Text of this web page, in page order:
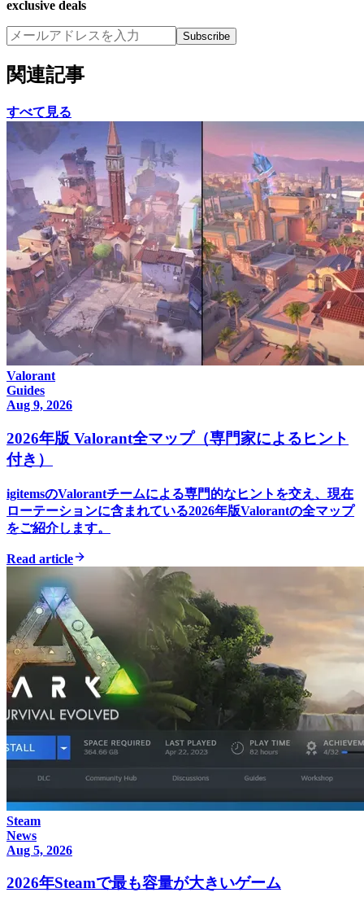
exclusive deals
Subscribe
関連記事
すべて見る
Valorant
Guides
Aug 9, 2026
2026年版 Valorant全マップ（専門家によるヒント
付き）
igitemsのValorantチームによる専門的なヒントを交え、現在
ローテーションに含まれている2026年版Valorantの全マップ
をご紹介します。
Read article
Steam
News
Aug 5, 2026
2026年Steamで最も容量が大きいゲーム